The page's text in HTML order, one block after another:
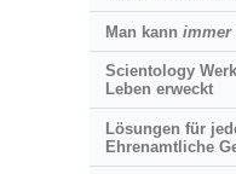
Man kann immer
Scientology
Leben erweckt
Lösungen für
Ehrenamtliche